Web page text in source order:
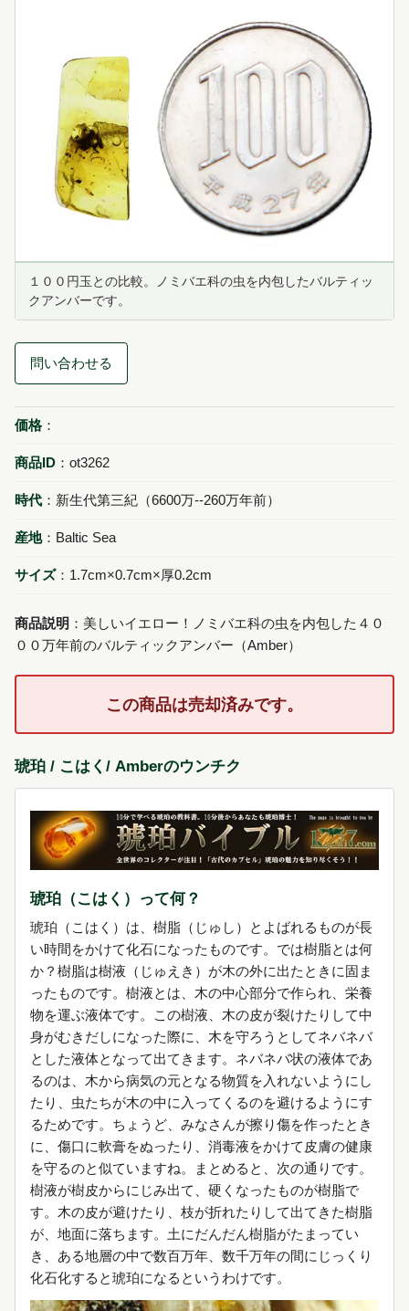
１００円玉との比較。ノミバエ科の虫を内包したバルティッ
クアンバーです。
問い合わせる
価格：
商品ID ：ot3262
時代 ：新生代第三紀（6600万--260万年前）
産地：Baltic Sea
サイズ：1.7cm×0.7cm×厚0.2cm
商品説明 ：美しいイエロー！ノミバエ科の虫を内包した４０
００万年前のバルティックアンバー（Amber）
この商品は売却済みです。
琥珀 / こはく/ Amberのウンチク
琥珀（こはく）って何？
琥珀（こはく）は、樹脂（じゅし）とよばれるものが長
い時間をかけて化石になったものです。では樹脂とは何
か？樹脂は樹液（じゅえき）が木の外に出たときに固ま
ったものです。樹液とは、木の中心部分で作られ、栄養
物を運ぶ液体です。この樹液、木の皮が裂けたりして中
身がむきだしになった際に、木を守ろうとしてネバネバ
とした液体となって出てきます。ネバネバ状の液体であ
るのは、木から病気の元となる物質を入れないようにし
たり、虫たちが木の中に入ってくるのを避けるようにす
るためです。ちょうど、みなさんが擦り傷を作ったとき
に、傷口に軟膏をぬったり、消毒液をかけて皮膚の健康
を守るのと似ていますね。まとめると、次の通りです。
樹液が樹皮からにじみ出て、硬くなったものが樹脂で
す。木の皮が避けたり、枝が折れたりして出てきた樹脂
が、地面に落ちます。土にだんだん樹脂がたまってい
き、ある地層の中で数百万年、数千万年の間にじっくり
化石化すると琥珀になるというわけです。